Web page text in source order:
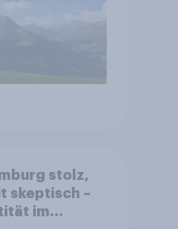
stolz,
skeptisch –
im